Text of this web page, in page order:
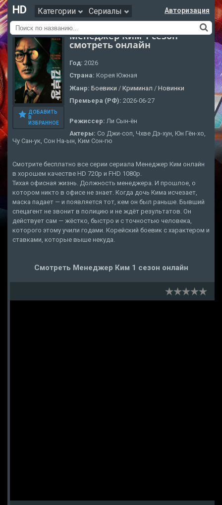
HD Категории Сериалы Авторизация
ДОБАВИТЬ
В
ИЗБРАННОЕ
Менеджер Ким 1 сезон
смотреть онлайн
Год: 2026
Страна: Корея Южная
Жанр: Боевики / Криминал / Новинки
Премьера (РФ): 2026-06-27
Режиссер: Ли Сын-ён
Актеры: Со Джи-соп, Чхве Дэ-хун, Юн Гён-хо,
Чу Сан-ук, Сон На-ын, Ким Сон-гю
Смотрите бесплатно все серии сериала Менеджер Ким онлайн
в хорошем качестве HD 720p и FHD 1080p.
Тихая офисная жизнь. Должность менеджера. И прошлое, о
котором никто в офисе не знает. Когда дочь Кима исчезает,
маска падает — и появляется тот, кем он был раньше. Бывший
спецагент не звонит в полицию и не ждёт результатов. Он
действует сам — жёстко, быстро и с точностью человека,
которого этому учили годами. Корейский боевик с характером и
ставками, которые выше некуда.
Смотреть Менеджер Ким 1 сезон онлайн